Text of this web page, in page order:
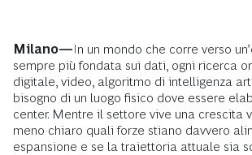
Milano—In un mondo che corre verso
sempre più fondata sui dati, ogni ricerca
digitale, video, algoritmo di intelligenza
bisogno di un luogo fisico dove essere
center. Mentre il settore vive una crescita
meno chiaro quali forze stiano davvero
espansione e se la traiettoria attuale sia